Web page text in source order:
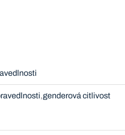
genderová citlivost